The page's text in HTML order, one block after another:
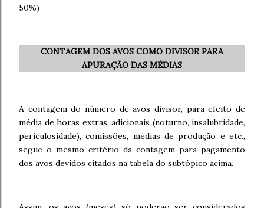
50%)
CONTAGEM DOS AVOS COMO DIVISOR PARA
APURAÇÃO DAS MÉDIAS
A contagem do número de avos divisor, para efeito de
média de horas extras, adicionais (noturno, insalubridade,
periculosidade), comissões, médias de produção e etc.,
segue o mesmo critério da contagem para pagamento
dos avos devidos citados na tabela do subtópico acima.